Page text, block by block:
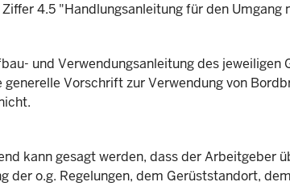
4.5 "Handlungsanleitung für den
und Verwendungsanleitung des
generelle Vorschrift zur Verwendung von
kann gesagt werden, dass der Arbeitgeber
der o.g. Regelungen, dem Gerüststandort,